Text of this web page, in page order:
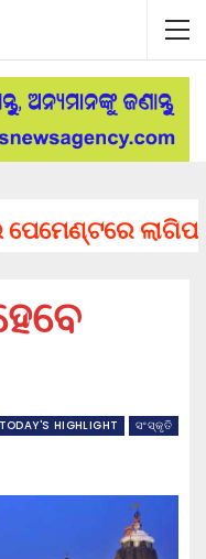
ଲାଗିପାରେ
TODAY'S HIGHLIGHT ସଂସ୍କୃତି